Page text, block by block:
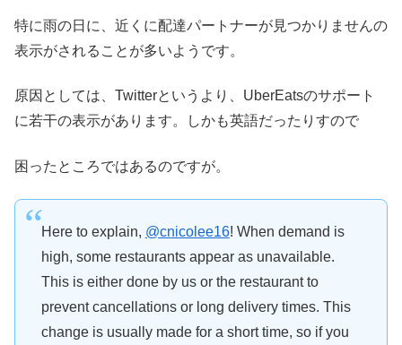
特に雨の日に、近くに配達パートナーが見つかりませんの
表示がされることが多いようです。
原因としては、Twitterというより、UberEatsのサポート
に若干の表示があります。しかも英語だったりすので
困ったところではあるのですが。
Here to explain, @cnicolee16! When demand is
high, some restaurants appear as unavailable.
This is either done by us or the restaurant to
prevent cancellations or long delivery times. This
change is usually made for a short time, so if you